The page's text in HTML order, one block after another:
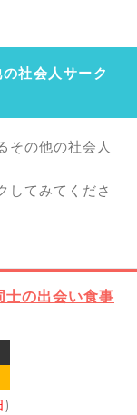
社会人サーク
その他の社会人
してみてくださ
士の出会い食事
)